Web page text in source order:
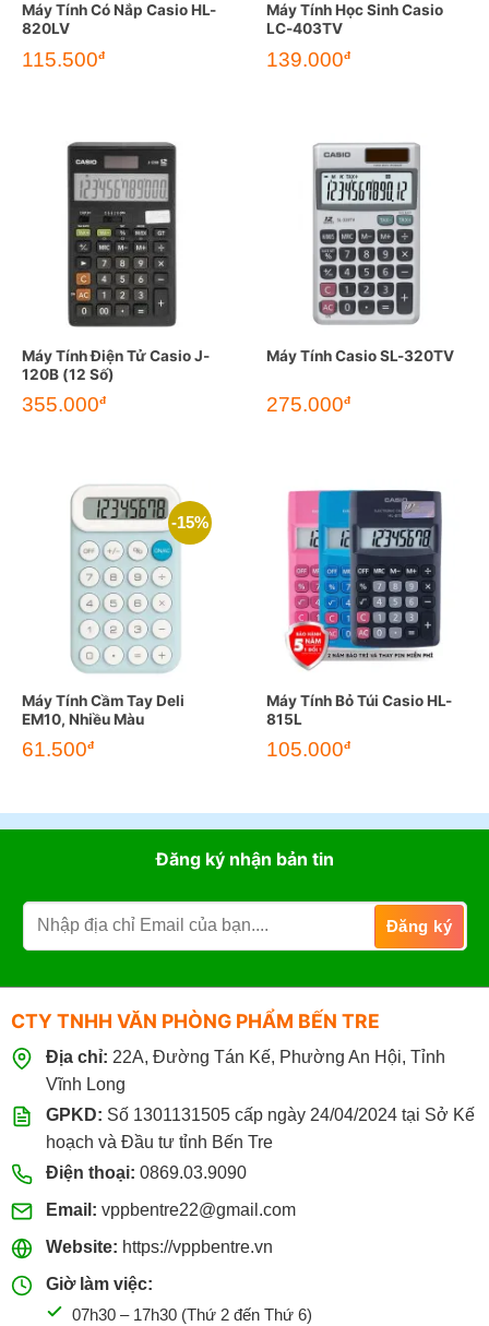
Máy Tính Có Nắp Casio HL-
820LV
115.500đ
Máy Tính Học Sinh Casio
LC-403TV
139.000đ
Máy Tính Điện Tử Casio J-
120B (12 Số)
355.000đ
Máy Tính Casio SL-320TV
275.000đ
-15%
Máy Tính Cầm Tay Deli
EM10, Nhiều Màu
Giá
gốc
61.500đGiá
Máy Tính Bỏ Túi Casio HL-
815L
105.000đ
Đăng ký nhận bản tin
CTY TNHH VĂN PHÒNG PHẨM BẾN TRE
Địa chỉ: 22A, Đường Tán Kế, Phường An Hội, Tỉnh
Vĩnh Long
GPKD: Số 1301131505 cấp ngày 24/04/2024 tại Sở Kế
hoạch và Đầu tư tỉnh Bến Tre
Điện thoại: 0869.03.9090
Email: vppbentre22@gmail.com
Website: https://vppbentre.vn
Giờ làm việc:
07h30 – 17h30 (Thứ 2 đến Thứ 6)